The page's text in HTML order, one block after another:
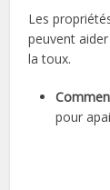
Les
peuvent
la toux.
pour